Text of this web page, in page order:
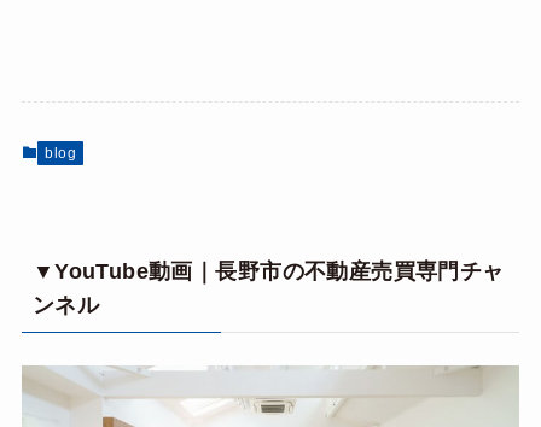
blog
▼YouTube動画｜長野市の不動産売買専門チャ
ンネル